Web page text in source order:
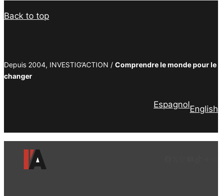
Back to top
Depuis 2004, INVESTIG’ACTION / Comprendre le monde pour le
changer
EspagnolEnglish